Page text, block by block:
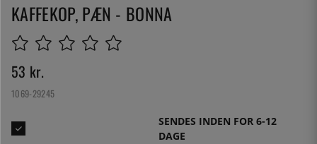
KAFFEKOP, PÆN - BONNA
53 kr.
1069-29245
SENDES INDEN FOR 6-12
DAGE